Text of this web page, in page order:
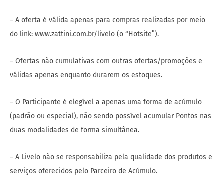
– A oferta é válida apenas para compras realizadas por meio
do link: www.zattini.com.br/livelo (o “Hotsite”).
– Ofertas não cumulativas com outras ofertas/promoções e
válidas apenas enquanto durarem os estoques.
– O Participante é elegível a apenas uma forma de acúmulo
(padrão ou especial), não sendo possível acumular Pontos nas
duas modalidades de forma simultânea.
– A Livelo não se responsabiliza pela qualidade dos produtos e
serviços oferecidos pelo Parceiro de Acúmulo.